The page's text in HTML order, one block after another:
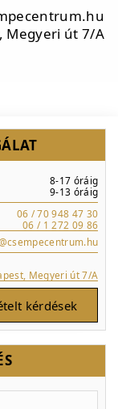
Megyeri út 7/A
8-17 óráig
9-13 óráig
06 / 70 948 47 30
06 / 1 272 09 86
Megyeri út 7/A
kérdések